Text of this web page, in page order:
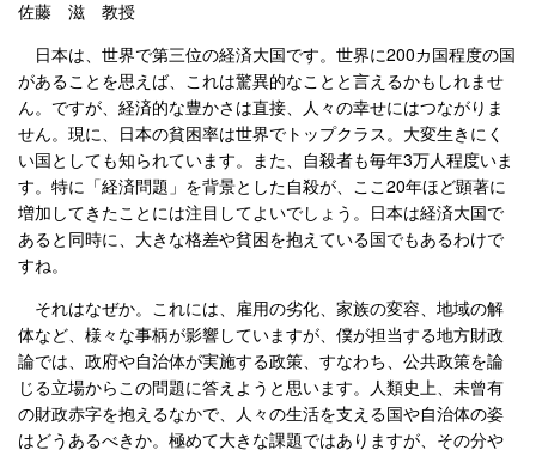
佐藤 滋 教授
日本は、世界で第三位の経済大国です。世界に200カ国程度の国
があることを思えば、これは驚異的なことと言えるかもしれませ
ん。ですが、経済的な豊かさは直接、人々の幸せにはつながりま
せん。現に、日本の貧困率は世界でトップクラス。大変生きにく
い国としても知られています。また、自殺者も毎年3万人程度いま
す。特に「経済問題」を背景とした自殺が、ここ20年ほど顕著に
増加してきたことには注目してよいでしょう。日本は経済大国で
あると同時に、大きな格差や貧困を抱えている国でもあるわけで
すね。
それはなぜか。これには、雇用の劣化、家族の変容、地域の解
体など、様々な事柄が影響していますが、僕が担当する地方財政
論では、政府や自治体が実施する政策、すなわち、公共政策を論
じる立場からこの問題に答えようと思います。人類史上、未曾有
の財政赤字を抱えるなかで、人々の生活を支える国や自治体の姿
はどうあるべきか。極めて大きな課題ではありますが、その分や